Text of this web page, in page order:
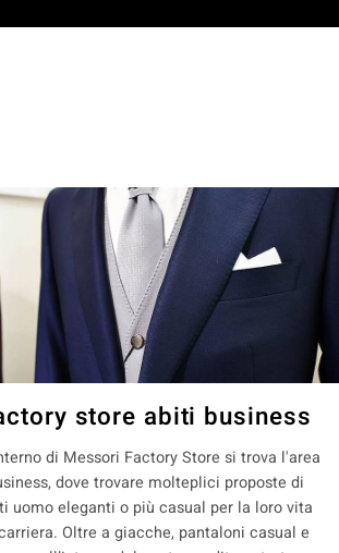
store abiti business
di Messori Factory Store si trova l'area
dove trovare molteplici proposte di
uomo eleganti o più casual per la loro vita
Oltre a giacche, pantaloni casual e